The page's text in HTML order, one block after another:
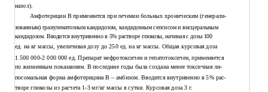
назол).
Амфотерицин В применяется при лечении больных хроническим (генерали-
зованным) гранулематозным кандидозом, кандидозным сепсисом и висцеральным
кандидозом. Вводится внутривенно в 5% растворе глюкозы, начиная с дозы 100
ед. на кг массы, увеличивая дозу до 250 ед. на кг массы. Общая курсовая доза
1 500 000-2 000 000 ед. Препарат нефротоксичен и гепатотоксичен, применяется
по жизненным показаниям. В последние годы была создана менее токсичная ли-
посомальная форма амфотерицина В – амбизом. Вводится внутривенно в 5% рас-
творе глюкозы из расчета 1-3 мг/кг массы в сутки. Курсовая доза 3 г.